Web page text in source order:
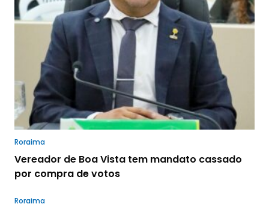
Roraima
Vereador de Boa Vista tem mandato cassado
por compra de votos
Roraima